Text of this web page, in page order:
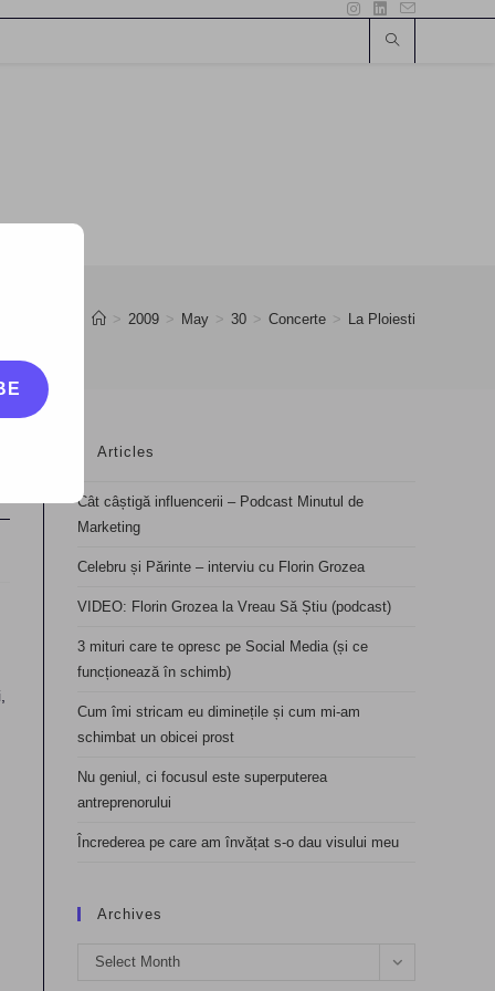
> 2009 > May > 30 > Concerte > La Ploiesti
Articles
Cât câștigă influencerii – Podcast Minutul de
Marketing
Celebru și Părinte – interviu cu Florin Grozea
VIDEO: Florin Grozea la Vreau Să Știu (podcast)
3 mituri care te opresc pe Social Media (și ce
funcționează în schimb)
Cum îmi stricam eu diminețile și cum mi-am
schimbat un obicei prost
Nu geniul, ci focusul este superputerea
antreprenorului
Încrederea pe care am învățat s-o dau visului meu
Archives
Archives
Select Month